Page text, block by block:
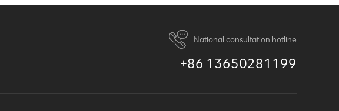
National consultation hotline
+86 13650281199